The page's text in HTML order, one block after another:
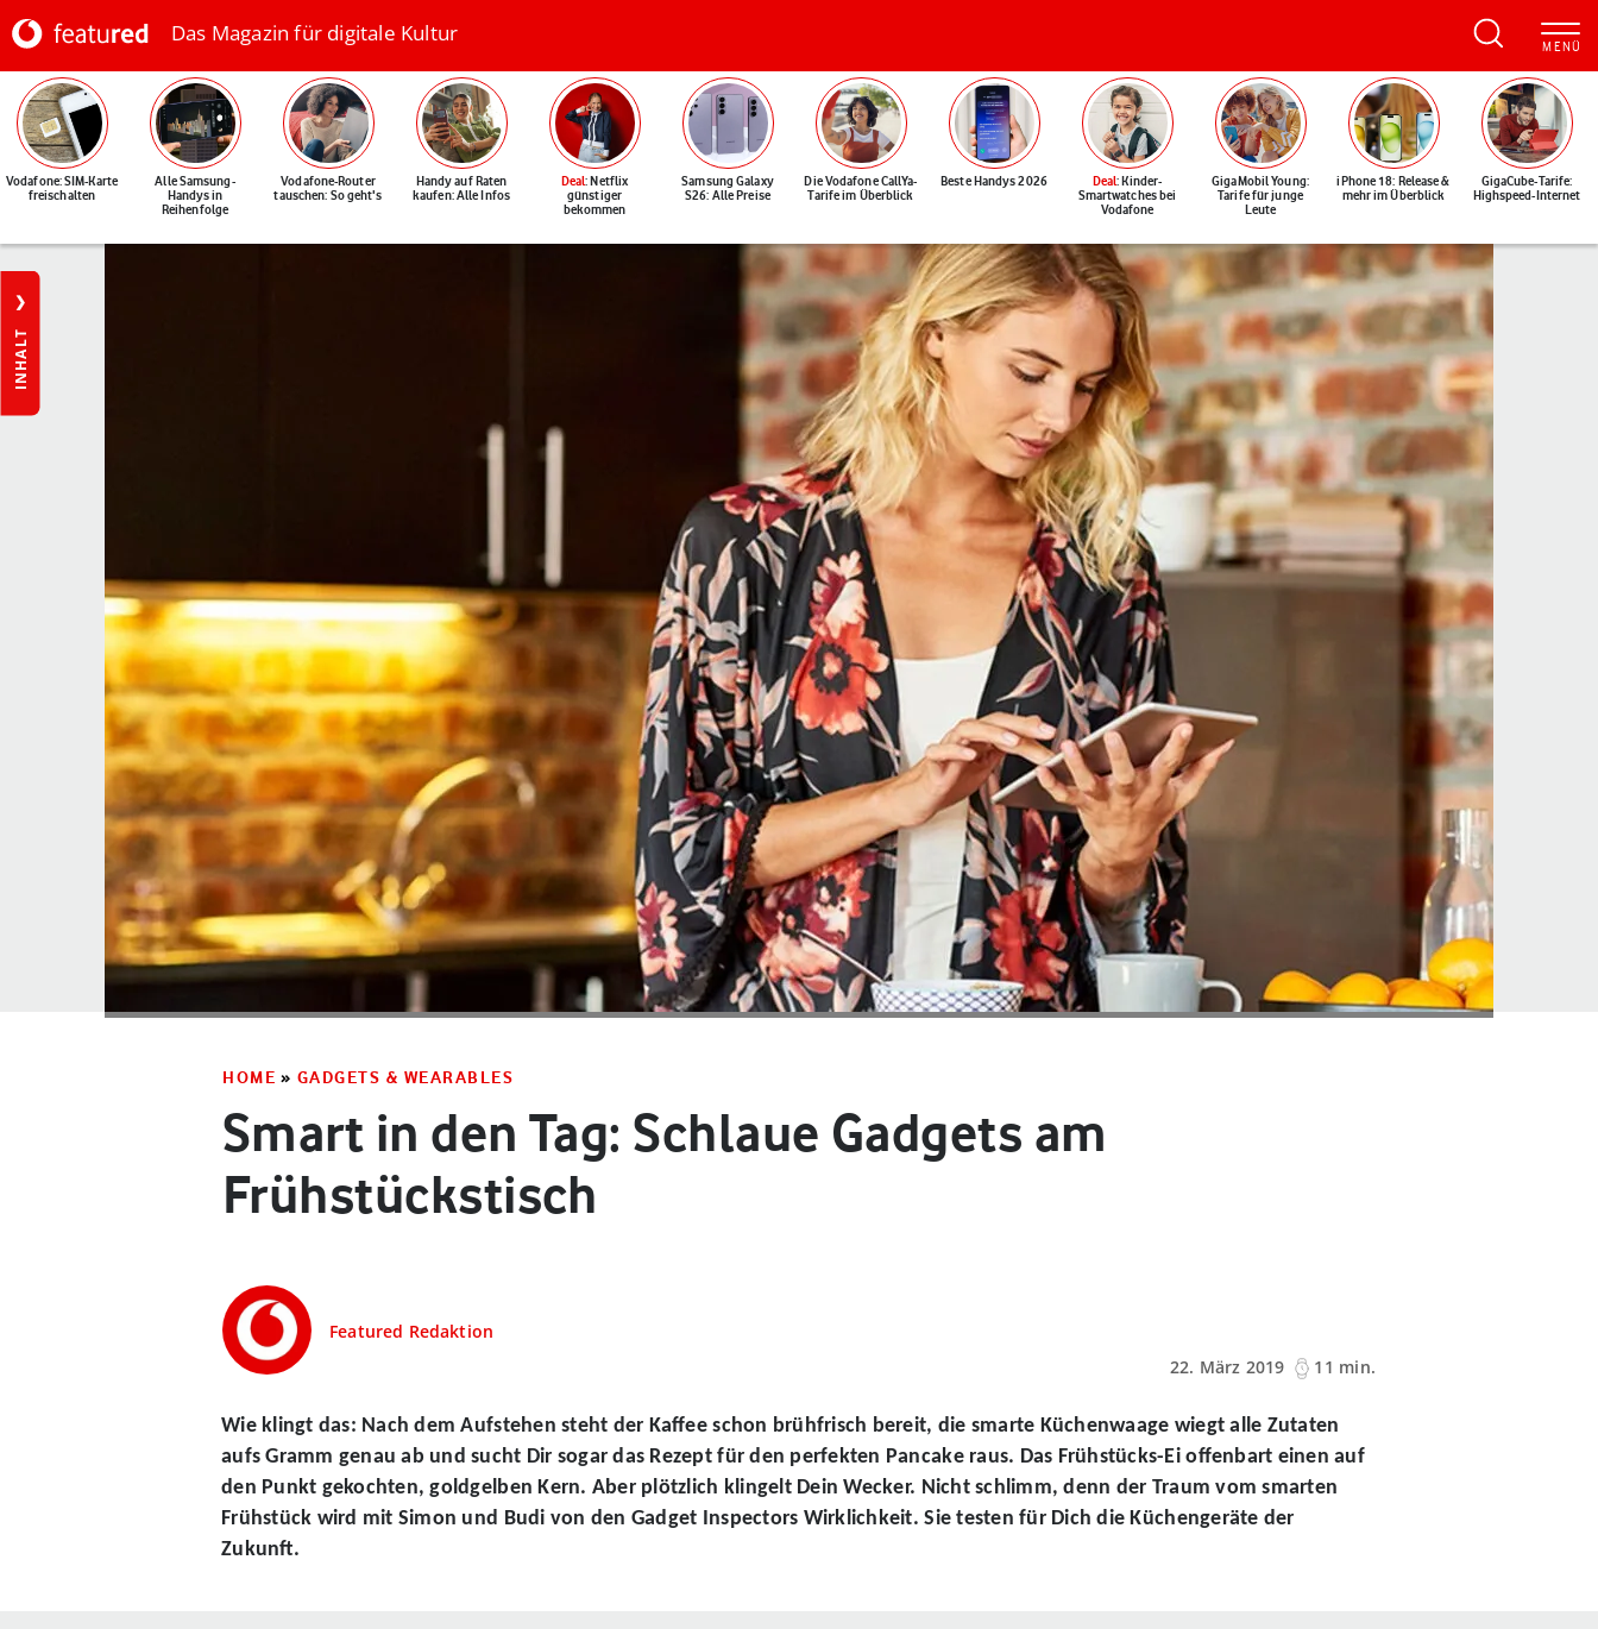
Das Magazin für digitale Kultur
Vodafone: SIM-Karte
freischalten
Alle Samsung-
Handys in
Reihenfolge
Vodafone-Router
tauschen: So geht's
Handy auf Raten
kaufen: Alle Infos
Deal: Netflix
günstiger
bekommen
Samsung Galaxy
S26: Alle Preise
Die Vodafone CallYa-
Tarife im Überblick
Beste Handys 2026 Deal: Kinder-
Smartwatches bei
Vodafone
GigaMobil Young:
Tarife für junge
Leute
iPhone 18: Release &
mehr im Überblick
GigaCube-Tarife:
Highspeed-Internet
INHALT
HOME » GADGETS & WEARABLES
Smart in den Tag: Schlaue Gadgets am
Frühstückstisch
Featured Redaktion
22. März 2019
11 min.
Wie klingt das: Nach dem Aufstehen steht der Kaffee schon brühfrisch bereit, die smarte Küchenwaage wiegt alle Zutaten
aufs Gramm genau ab und sucht Dir sogar das Rezept für den perfekten Pancake raus. Das Frühstücks-Ei offenbart einen auf
den Punkt gekochten, goldgelben Kern. Aber plötzlich klingelt Dein Wecker. Nicht schlimm, denn der Traum vom smarten
Frühstück wird mit Simon und Budi von den Gadget Inspectors Wirklichkeit. Sie testen für Dich die Küchengeräte der
Zukunft.